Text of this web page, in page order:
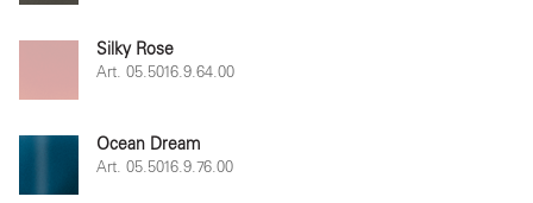
Silky Rose
Art. 05.5016.9.64.00
Ocean Dream
Art. 05.5016.9.76.00